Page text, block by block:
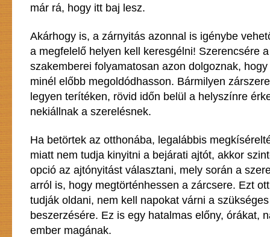
már rá, hogy itt baj lesz.
Akárhogy is, a zárnyitás azonnal is igénybe
a megfelelő helyen kell keresgélni! Szerencsére
szakemberei folyamatosan azon dolgoznak,
minél előbb megoldódhasson. Bármilyen
legyen terítéken, rövid időn belül a helyszínre
nekiállnak a szerelésnek.
Ha betörtek az otthonába, legalábbis
miatt nem tudja kinyitni a bejárati ajtót, akkor
opció az ajtónyitást választani, mely során a
arról is, hogy megtörténhessen a zárcsere. Ezt
tudják oldani, nem kell napokat várni a
beszerzésére. Ez is egy hatalmas előny, órákat,
ember magának.